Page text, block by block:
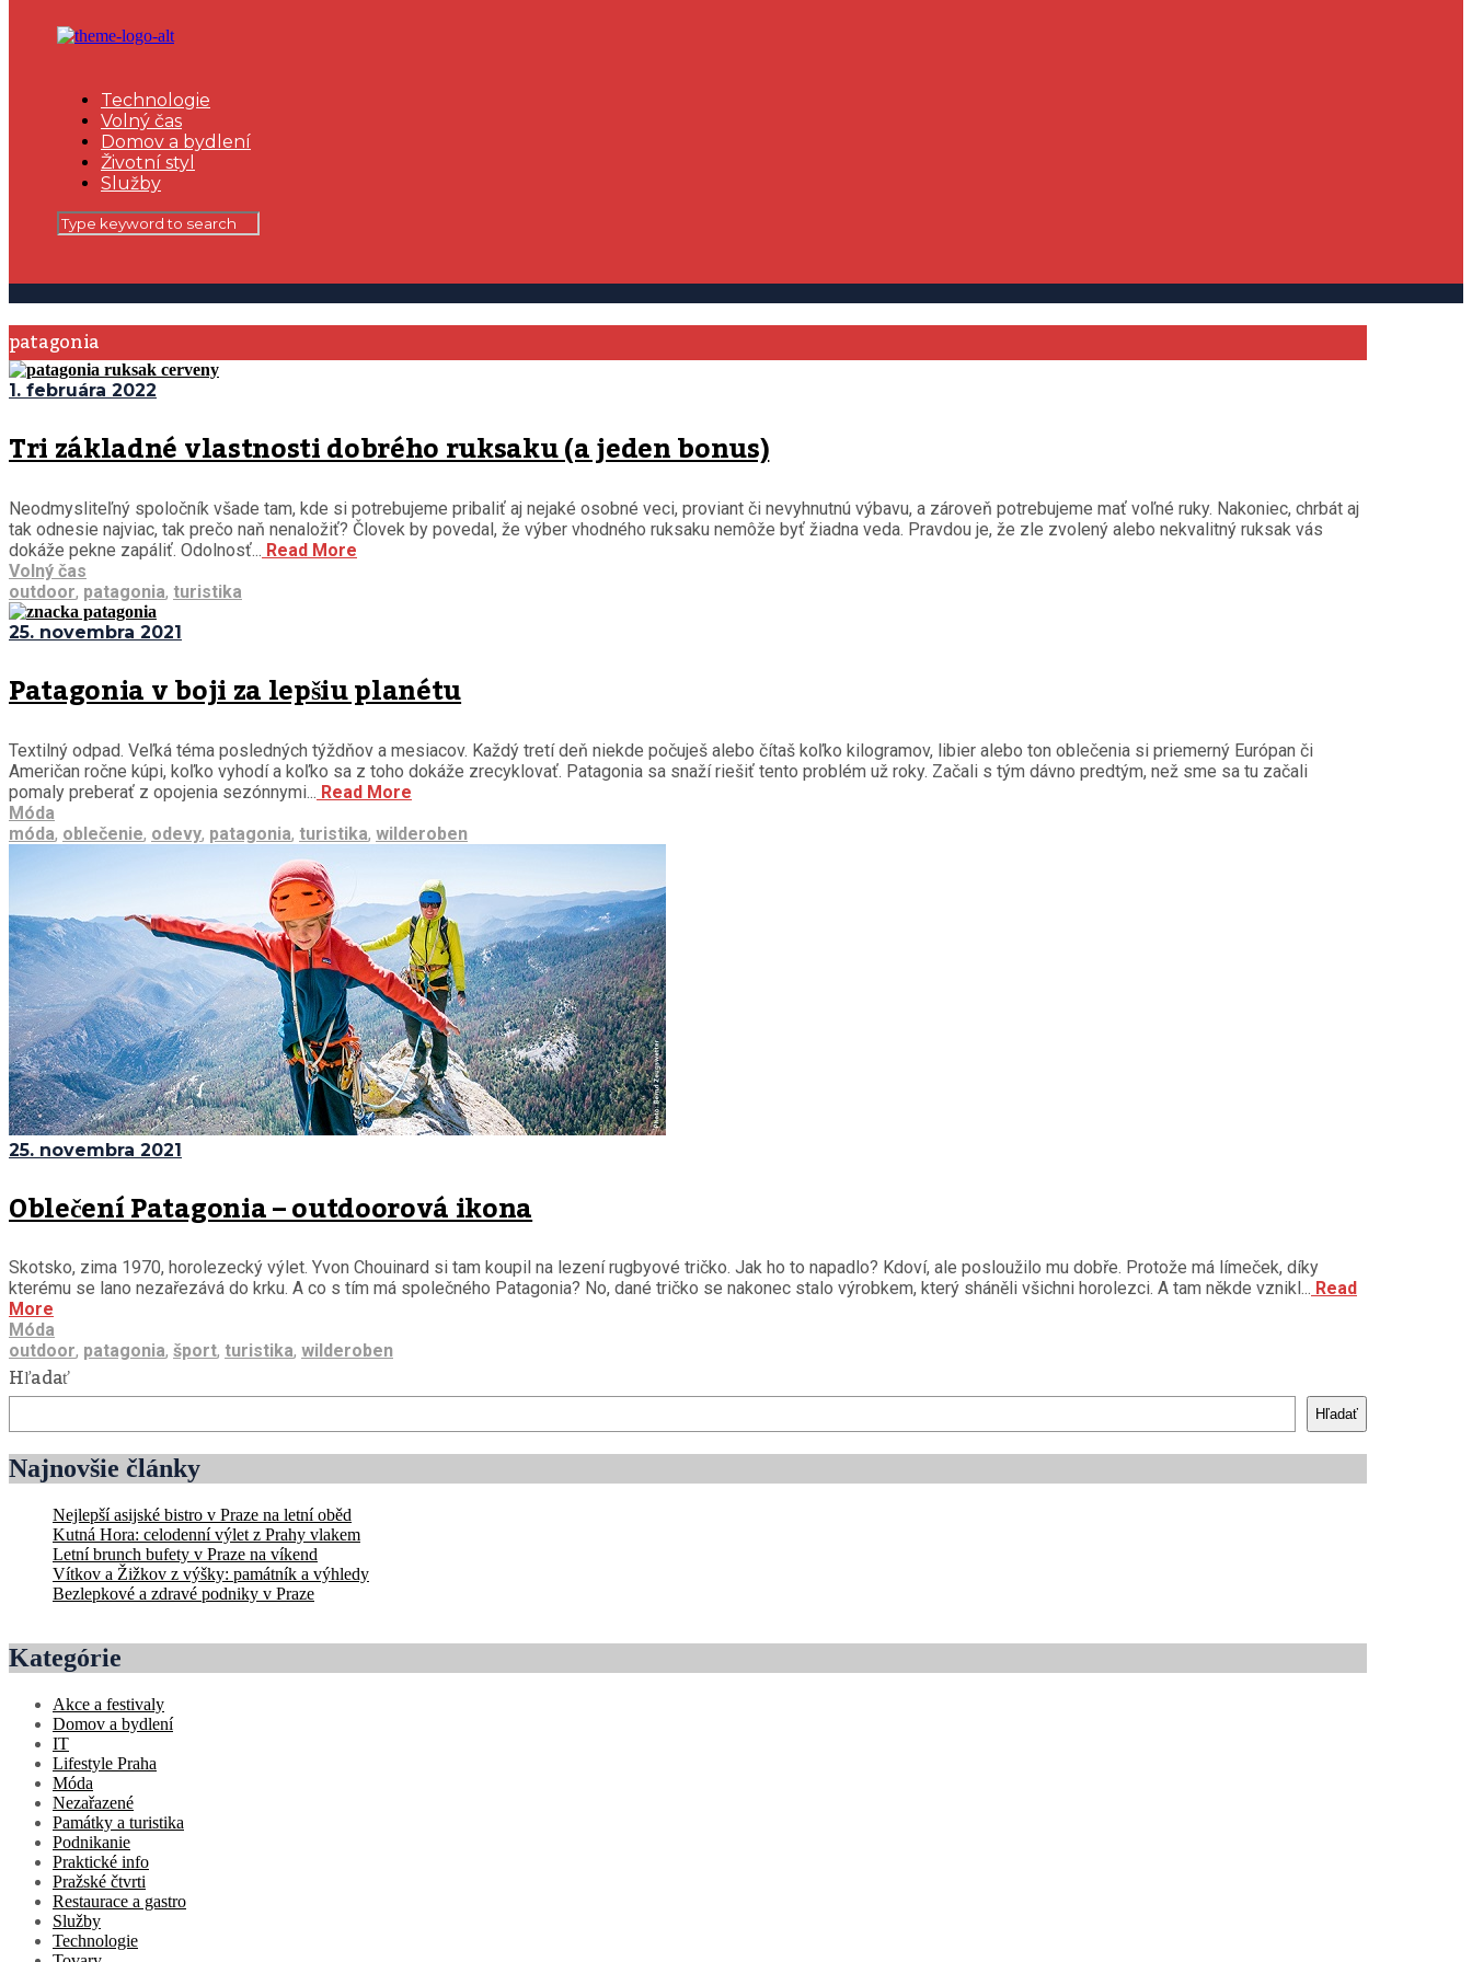
Technologie
Volný čas
Domov a bydlení
Životní styl
Služby
patagonia
1. februára 2022
Tri základné vlastnosti dobrého ruksaku (a jeden bonus)
Neodmysliteľný spoločník všade tam, kde si potrebujeme pribaliť aj nejaké osobné veci, proviant či nevyhnutnú výbavu, a zároveň potrebujeme mať voľné ruky. Nakoniec, chrbát aj
tak odnesie najviac, tak prečo naň nenaložiť? Človek by povedal, že výber vhodného ruksaku nemôže byť žiadna veda. Pravdou je, že zle zvolený alebo nekvalitný ruksak vás
dokáže pekne zapáliť. Odolnosť... Read More
Volný čas
outdoor, patagonia, turistika
25. novembra 2021
Patagonia v boji za lepšiu planétu
Textilný odpad. Veľká téma posledných týždňov a mesiacov. Každý tretí deň niekde počuješ alebo čítaš koľko kilogramov, libier alebo ton oblečenia si priemerný Európan či
Američan ročne kúpi, koľko vyhodí a koľko sa z toho dokáže zrecyklovať. Patagonia sa snaží riešiť tento problém už roky. Začali s tým dávno predtým, než sme sa tu začali
pomaly preberať z opojenia sezónnymi... Read More
Móda
móda, oblečenie, odevy, patagonia, turistika, wilderoben
25. novembra 2021
Oblečení Patagonia – outdoorová ikona
Skotsko, zima 1970, horolezecký výlet. Yvon Chouinard si tam koupil na lezení rugbyové tričko. Jak ho to napadlo? Kdoví, ale posloužilo mu dobře. Protože má límeček, díky
kterému se lano nezařezává do krku. A co s tím má společného Patagonia? No, dané tričko se nakonec stalo výrobkem, který sháněli všichni horolezci. A tam někde vznikl... Read
More
Móda
outdoor, patagonia, šport, turistika, wilderoben
Hľadať
Hľadať
Najnovšie články
Nejlepší asijské bistro v Praze na letní oběd
Kutná Hora: celodenní výlet z Prahy vlakem
Letní brunch bufety v Praze na víkend
Vítkov a Žižkov z výšky: památník a výhledy
Bezlepkové a zdravé podniky v Praze
Kategórie
Akce a festivaly
Domov a bydlení
IT
Lifestyle Praha
Móda
Nezařazené
Památky a turistika
Podnikanie
Praktické info
Pražské čtvrti
Restaurace a gastro
Služby
Technologie